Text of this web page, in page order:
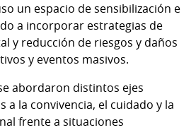
un espacio de sensibilización e
a incorporar estrategias de
y reducción de riesgos y daños
y eventos masivos.
abordaron distintos ejes
a la convivencia, el cuidado y la
frente a situaciones